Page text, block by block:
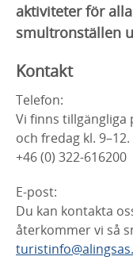
aktiviteter för
smultronställen
Kontakt
Telefon:
Vi finns tillgängliga
och fredag kl. 9–12.
+46 (0) 322-616200
E-post:
Du kan kontakta
återkommer vi så